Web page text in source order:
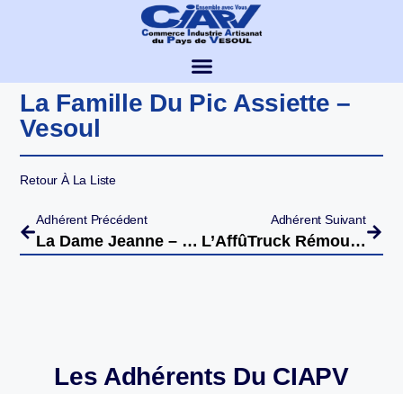
La Famille Du Pic Assiette –
Vesoul
Retour À La Liste
Adhérent Précédent
La Dame Jeanne – Le Russey
Adhérent Suivant
L’AffûTruck Rémouleur – Itinérant
Les Adhérents Du CIAPV